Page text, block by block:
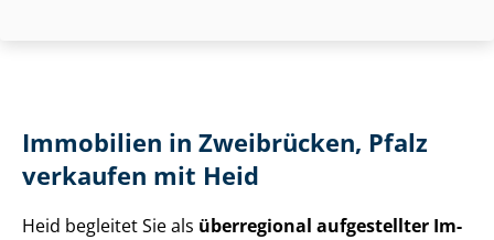
Immobilien in Zweibrücken, Pfalz
verkaufen mit Heid
Heid begleitet Sie als überregional aufgestellter Im­